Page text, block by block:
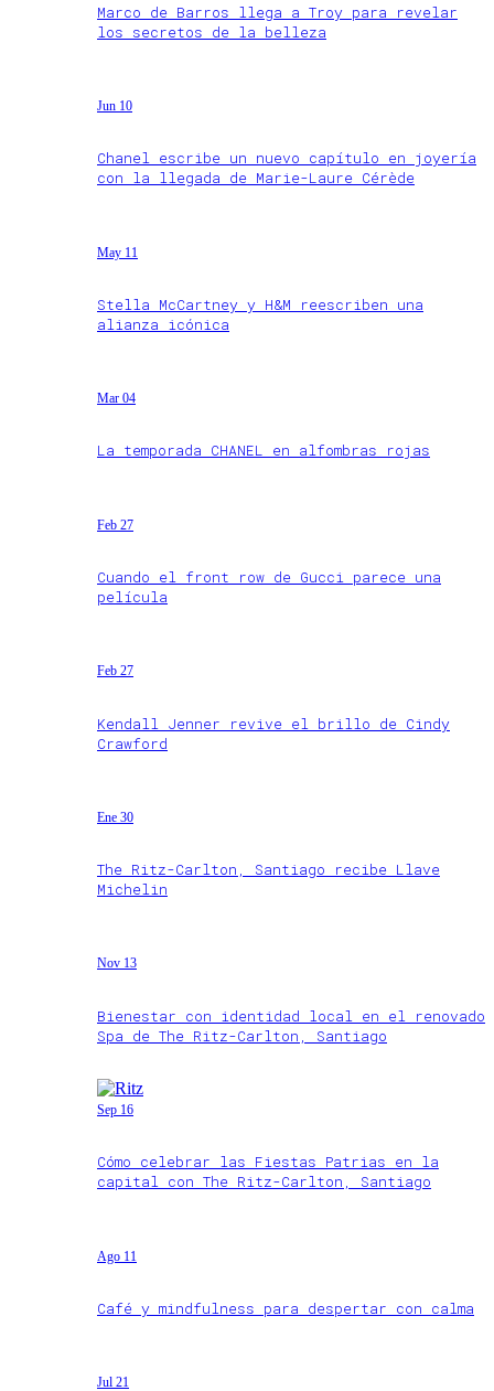
Marco de Barros llega a Troy para revelar
los secretos de la belleza
Jun 10
Chanel escribe un nuevo capítulo en joyería
con la llegada de Marie-Laure Cérède
May 11
Stella McCartney y H&M reescriben una
alianza icónica
Mar 04
La temporada CHANEL en alfombras rojas
Feb 27
Cuando el front row de Gucci parece una
película
Feb 27
Kendall Jenner revive el brillo de Cindy
Crawford
Ene 30
The Ritz-Carlton, Santiago recibe Llave
Michelin
Nov 13
Bienestar con identidad local en el renovado
Spa de The Ritz-Carlton, Santiago
Sep 16
Cómo celebrar las Fiestas Patrias en la
capital con The Ritz-Carlton, Santiago
Ago 11
Café y mindfulness para despertar con calma
Jul 21